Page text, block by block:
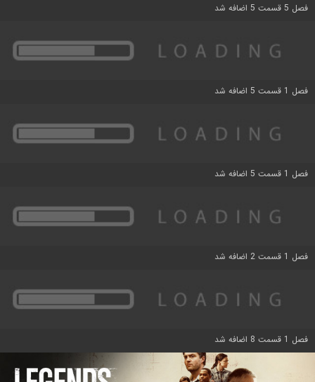
فصل 5 قسمت 5 اضافه شد
فصل 1 قسمت 5 اضافه شد
فصل 1 قسمت 5 اضافه شد
فصل 1 قسمت 2 اضافه شد
فصل 1 قسمت 8 اضافه شد